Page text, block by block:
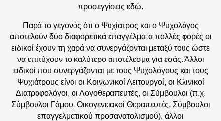
προσεγγίσεις εδώ.
Παρά το γεγονός ότι ο Ψυχίατρος και ο Ψυχολόγος
αποτελούν δύο διαφορετικά επαγγέλματα πολλές φορές οι
ειδικοί έχουν τη χαρά να συνεργάζονται μεταξύ τους ώστε
να επιτύχουν το καλύτερο αποτέλεσμα για εσάς. Άλλοι
ειδικοί που συνεργάζονται με τους Ψυχολόγους και τους
Ψυχιάτρους είναι οι Κοινωνικοί Λειτουργοί, οι Κλινικοί
Διατροφολόγοι, οι Λογοθεραπευτές, οι Σύμβουλοι (π.χ.
Σύμβουλοι Γάμου, Οικογενειακοί Θεραπευτές, Σύμβουλοι
επαγγελματικού προσανατολισμού), άλλοι